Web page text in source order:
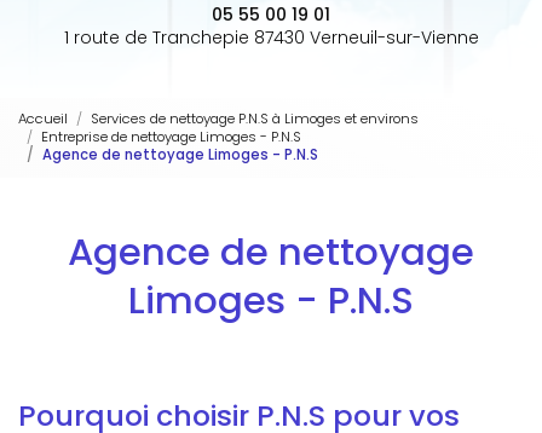
05 55 00 19 01
1 route de Tranchepie 87430 Verneuil-sur-Vienne
Accueil
Services de nettoyage P.N.S à Limoges et environs
Entreprise de nettoyage Limoges - P.N.S
Agence de nettoyage Limoges - P.N.S
Agence de nettoyage
Limoges - P.N.S
Pourquoi choisir P.N.S pour vos